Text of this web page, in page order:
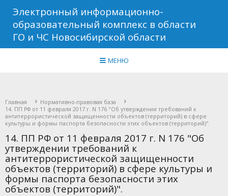
Электронный информационно-
образовательный комплекс в области
ГО и ЧС Новосибирской области
МЕНЮ
Главная
Нормативно-правовая база
14. ПП РФ от 11 февраля 2017 г. N 176 "Об утверждении требований к
антитеррористической защищенности объектов (территорий) в сфере
культуры и формы паспорта безопасности этих объектов (территорий)".
14. ПП РФ от 11 февраля 2017 г. N 176 "Об
утверждении требований к
антитеррористической защищенности
объектов (территорий) в сфере культуры и
формы паспорта безопасности этих
объектов (территорий)".